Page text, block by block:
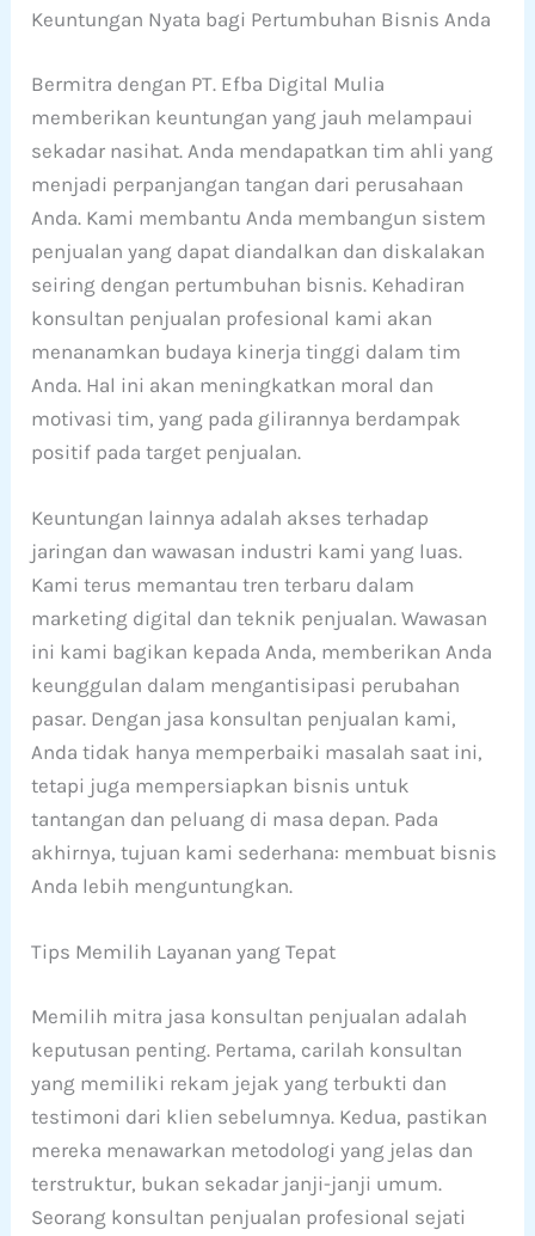
Keuntungan Nyata bagi Pertumbuhan Bisnis Anda
Bermitra dengan PT. Efba Digital Mulia
memberikan keuntungan yang jauh melampaui
sekadar nasihat. Anda mendapatkan tim ahli yang
menjadi perpanjangan tangan dari perusahaan
Anda. Kami membantu Anda membangun sistem
penjualan yang dapat diandalkan dan diskalakan
seiring dengan pertumbuhan bisnis. Kehadiran
konsultan penjualan profesional kami akan
menanamkan budaya kinerja tinggi dalam tim
Anda. Hal ini akan meningkatkan moral dan
motivasi tim, yang pada gilirannya berdampak
positif pada target penjualan.
Keuntungan lainnya adalah akses terhadap
jaringan dan wawasan industri kami yang luas.
Kami terus memantau tren terbaru dalam
marketing digital dan teknik penjualan. Wawasan
ini kami bagikan kepada Anda, memberikan Anda
keunggulan dalam mengantisipasi perubahan
pasar. Dengan jasa konsultan penjualan kami,
Anda tidak hanya memperbaiki masalah saat ini,
tetapi juga mempersiapkan bisnis untuk
tantangan dan peluang di masa depan. Pada
akhirnya, tujuan kami sederhana: membuat bisnis
Anda lebih menguntungkan.
Tips Memilih Layanan yang Tepat
Memilih mitra jasa konsultan penjualan adalah
keputusan penting. Pertama, carilah konsultan
yang memiliki rekam jejak yang terbukti dan
testimoni dari klien sebelumnya. Kedua, pastikan
mereka menawarkan metodologi yang jelas dan
terstruktur, bukan sekadar janji-janji umum.
Seorang konsultan penjualan profesional sejati